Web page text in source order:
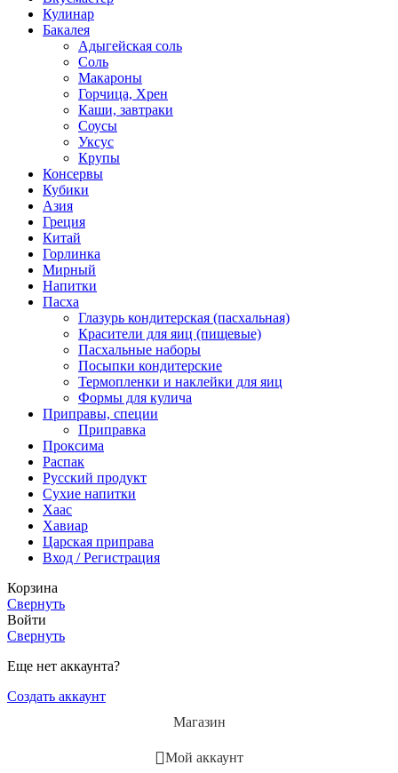
Кулинар
Бакалея
Адыгейская соль
Соль
Макароны
Горчица, Хрен
Каши, завтраки
Соусы
Уксус
Крупы
Консервы
Кубики
Азия
Греция
Китай
Горлинка
Мирный
Напитки
Пасха
Глазурь кондитерская (пасхальная)
Красители для яиц (пищевые)
Пасхальные наборы
Посыпки кондитерские
Термопленки и наклейки для яиц
Формы для кулича
Приправы, специи
Приправка
Проксима
Распак
Русский продукт
Сухие напитки
Хаас
Хавиар
Царская приправа
Вход / Регистрация
Корзина
Свернуть
Войти
Свернуть
Еще нет аккаунта?
Создать аккаунт
Магазин
Мой аккаунт